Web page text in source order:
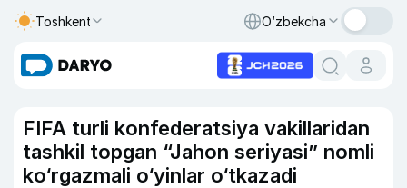
Toshkent O‘zbekcha
FIFA turli konfederatsiya vakillaridan
tashkil topgan “Jahon seriyasi” nomli
ko‘rgazmali o‘yinlar o‘tkazadi